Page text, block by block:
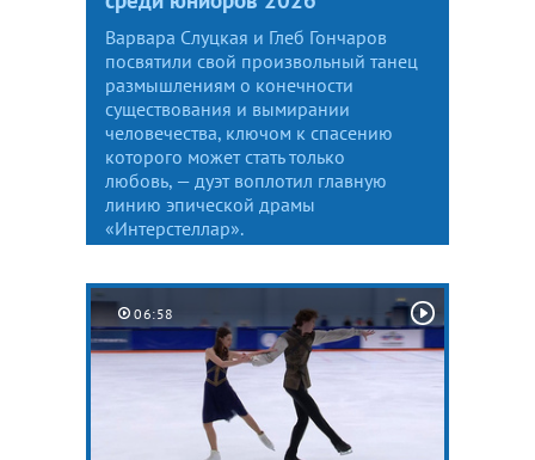
Варвара Слуцкая и Глеб Гончаров
посвятили свой произвольный танец
размышлениям о конечности
существования и вымирании
человечества, ключом к спасению
которого может стать только
любовь, — дуэт воплотил главную
линию эпической драмы
«Интерстеллар».
06:58